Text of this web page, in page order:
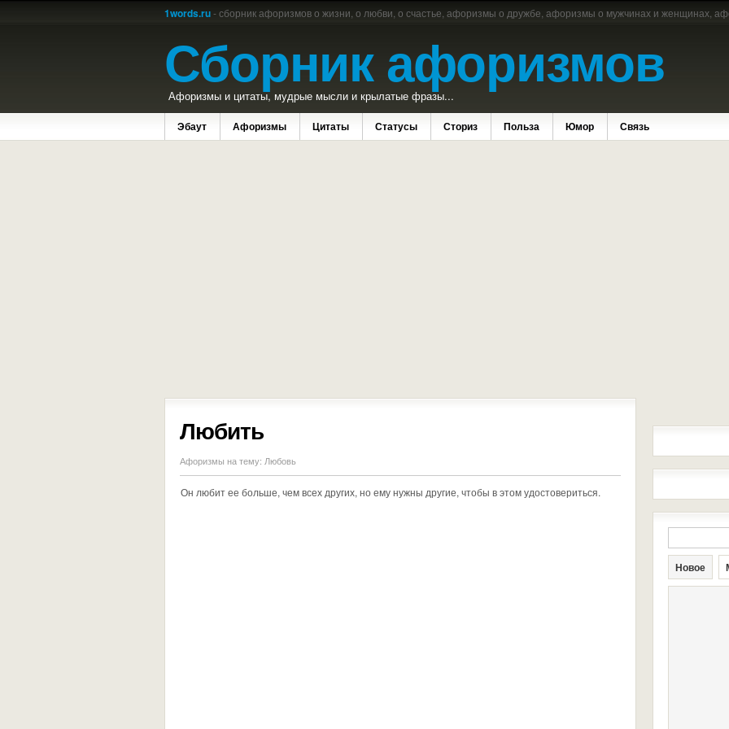
1words.ru- сборник афоризмов о жизни, о любви, о счастье, афоризмы о дружбе, афоризмы о мужчинах и женщинах,
Сборник афоризмов
Афоризмы и цитаты, мудрые мысли и крылатые фразы...
Эбаут Афоризмы Цитаты Статусы Сториз Польза Юмор Связь
Любить
Афоризмы на тему: Любовь
Он любит ее больше, чем всех других, но ему нужны другие, чтобы в этом удостовериться.
Новое